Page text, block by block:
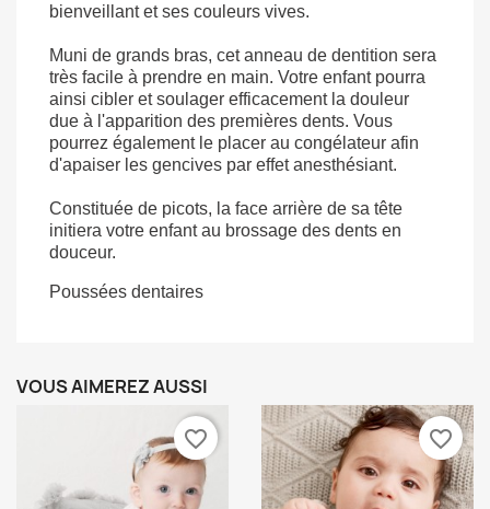
bienveillant et ses couleurs vives.
Muni de grands bras, cet anneau de dentition sera
très facile à prendre en main. Votre enfant pourra
ainsi cibler et soulager efficacement la douleur
due à l'apparition des premières dents. Vous
pourrez également le placer au congélateur afin
d'apaiser les gencives par effet anesthésiant.
Constituée de picots, la face arrière de sa tête
initiera votre enfant au brossage des dents en
douceur.
Poussées dentaires
VOUS AIMEREZ AUSSI
favorite_border favorite_border